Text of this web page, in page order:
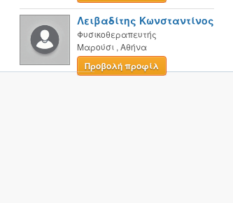
Λειβαδίτης Κωνσταντίνος
Φυσικοθεραπευτής
Μαρούσι , Αθήνα
Προβολή προφίλ